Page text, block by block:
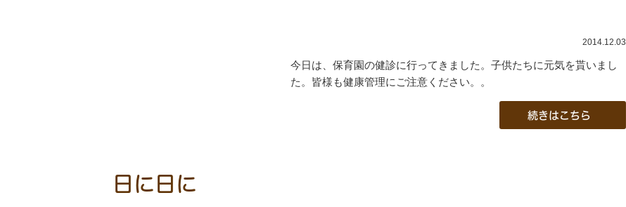
2014.12.03
今日は、保育園の健診に行ってきました。子供たちに元気を貰いまし
た。皆様も健康管理にご注意ください。。
続きはこちら
日に日に